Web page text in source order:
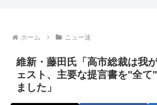
【悲報】渡邊渚、PTSDへの無理解に「同じ
のない...
利回りは...
【スクリプト負けてて草w】「色々勉強した
エラー品...
避難所の小学生、けなげ。「思っていること
ホーム ニュー速
維新・藤田氏「高市総裁は我
ェスト、主要な提言書を"全て
ました」